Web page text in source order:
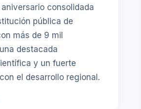
consolidada
pública de
más de 9 mil
destacada
y un fuerte
el desarrollo regional.